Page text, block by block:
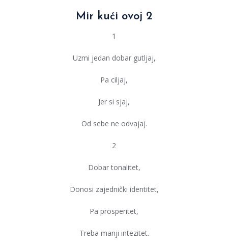
Mir kući ovoj 2
1
Uzmi jedan dobar gutljaj,
Pa ciljaj,
Jer si sjaj,
Od sebe ne odvajaj.
2
Dobar tonalitet,
Donosi zajednički identitet,
Pa prosperitet,
Treba manji intezitet.